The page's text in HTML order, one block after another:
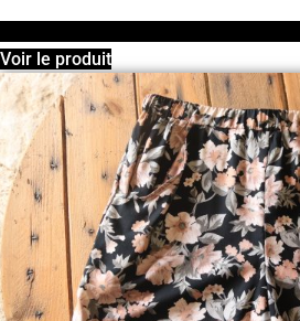
Voir le produit